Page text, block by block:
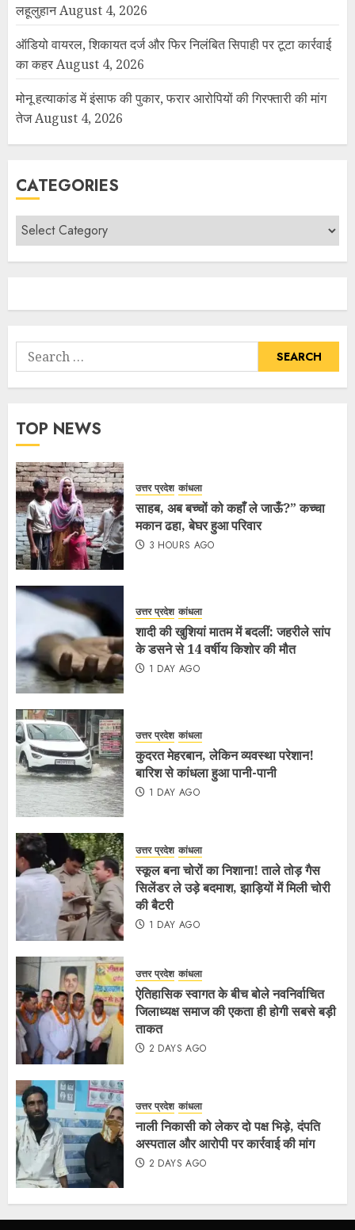
लहूलुहानAugust 4, 2026
ऑडियो वायरल, शिकायत दर्ज और फिर निलंबित सिपाही पर टूटा कार्रवाई
का कहरAugust 4, 2026
मोनू हत्याकांड में इंसाफ की पुकार, फरार आरोपियों की गिरफ्तारी की मांग
तेजAugust 4, 2026
CATEGORIES
TOP NEWS
उत्तर प्रदेश कांधला
साहब, अब बच्चों को कहाँ ले जाऊँ?” कच्चा
मकान ढहा, बेघर हुआ परिवार
3 HOURS AGO
उत्तर प्रदेश कांधला
शादी की खुशियां मातम में बदलीं: जहरीले सांप
के डसने से 14 वर्षीय किशोर की मौत
1 DAY AGO
उत्तर प्रदेश कांधला
कुदरत मेहरबान, लेकिन व्यवस्था परेशान!
बारिश से कांधला हुआ पानी-पानी
1 DAY AGO
उत्तर प्रदेश कांधला
स्कूल बना चोरों का निशाना! ताले तोड़ गैस
सिलेंडर ले उड़े बदमाश, झाड़ियों में मिली चोरी
की बैटरी
1 DAY AGO
उत्तर प्रदेश कांधला
ऐतिहासिक स्वागत के बीच बोले नवनिर्वाचित
जिलाध्यक्ष समाज की एकता ही होगी सबसे बड़ी
ताकत
2 DAYS AGO
उत्तर प्रदेश कांधला
नाली निकासी को लेकर दो पक्ष भिड़े, दंपति
अस्पताल और आरोपी पर कार्रवाई की मांग
2 DAYS AGO